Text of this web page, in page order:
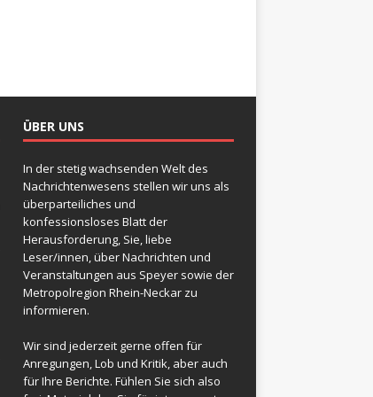
ÜBER UNS
In der stetig wachsenden Welt des
Nachrichtenwesens stellen wir uns als
überparteiliches und
konfessionsloses Blatt der
Herausforderung, Sie, liebe
Leser/innen, über Nachrichten und
Veranstaltungen aus Speyer sowie der
Metropolregion Rhein-Neckar zu
informieren.
Wir sind jederzeit gerne offen für
Anregungen, Lob und Kritik, aber auch
für Ihre Berichte. Fühlen Sie sich also